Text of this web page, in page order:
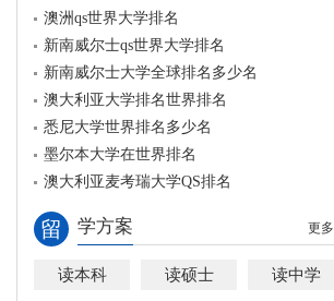
澳洲qs世界大学排名
新南威尔士qs世界大学排名
新南威尔士大学全球排名多少名
澳大利亚大学排名世界排名
悉尼大学世界排名多少名
墨尔本大学在世界排名
澳大利亚麦考瑞大学QS排名
留 学方案 更多
读本科 读硕士 读中学